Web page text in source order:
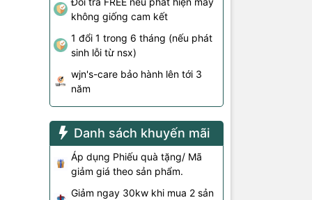
không giống cam kết
1 đổi 1 trong 6 tháng (nếu phát
sinh lỗi từ nsx)
wjn's-care bảo hành lên tới 3
năm
Danh sách khuyến mãi
Áp dụng Phiếu quà tặng/ Mã
giảm giá theo sản phẩm.
Giảm ngay 30kw khi mua 2 sản